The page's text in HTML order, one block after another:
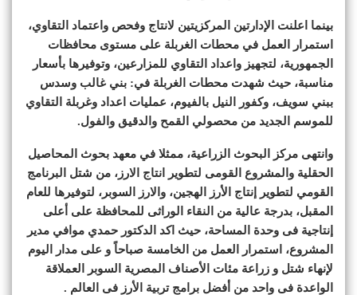
بينما اعلنت الإدارتين المركزيتين لانتاج وفحص واعتماد التقاوي،
استمرار العمل في محطات الغربلة على مستوى محافظات
الجمهورية، لتجهيز واعداد التقاوي للمزارعين، وتوفيرها بأسعار
مناسبة، حيث شهدت محطات الغربلة في: بني غالب وسدس
ببني سويف، وكفور النيل بالفيوم، عمليات اعداد وغربلة التقاوي
للموسم الجديد من محصولي القمح والدقيق والفول.
وانتهى مركز البحوث الزراعية، ممثلا في معهد بحوث المحاصيل
الحقلية والمشروع القومى لتطوير انتاج الارز، من شتل البرنامج
القومي لتطوير إنتاج الأرز الهجين، والارز السوبر، لتوفيرها للعام
المقبل، بدرجة عالية من النقاء الوراثى للمحافظة على أعلى
إنتاجية فى وحدة المساحة، حيث اكد الدكتور حمدي موافي مدير
المشروع، استمرار العمل من الخامسة صباحاً و على مدار اليوم
لإنهاء شتل و زراعة مئات الأصناف المصرية السوبر العملاقة
الواعدة فى واحد من أفضل برامج تربية الأرز فى العالم .